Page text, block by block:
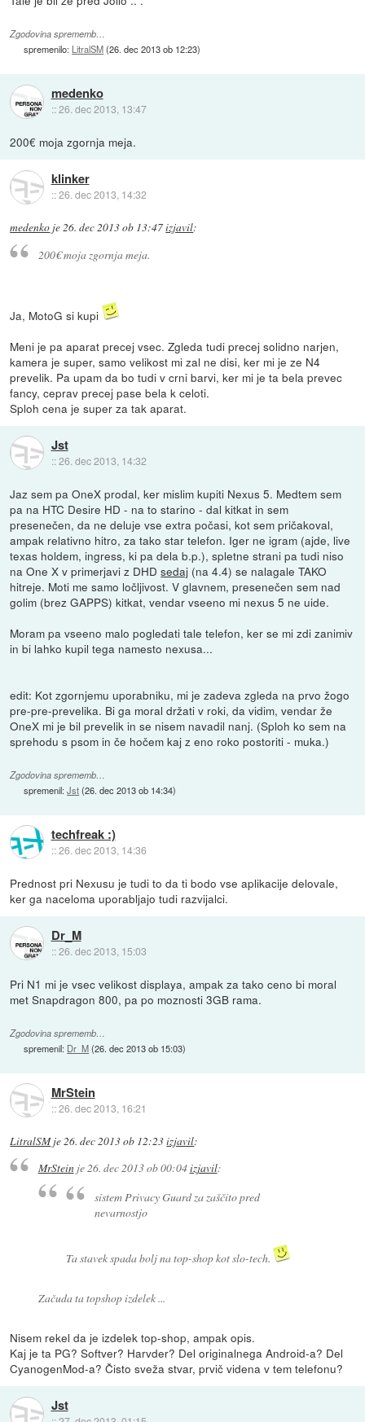
Zgodovina sprememb…
spremenilo: LitralSM(26. dec 2013 ob 12:23)
medenko
::26. dec 2013, 13:47
200€ moja zgornja meja.
klinker
::26. dec 2013, 14:32
medenko je26. dec 2013 ob 13:47izjavil:
200€ moja zgornja meja.
Ja, MotoG si kupi
Meni je pa aparat precej vsec. Zgleda tudi precej solidno narjen,
kamera je super, samo velikost mi zal ne disi, ker mi je ze N4
prevelik. Pa upam da bo tudi v crni barvi, ker mi je ta bela prevec
fancy, ceprav precej pase bela k celoti.
Sploh cena je super za tak aparat.
Jst
::26. dec 2013, 14:32
Jaz sem pa OneX prodal, ker mislim kupiti Nexus 5. Medtem sem
pa na HTC Desire HD - na to starino - dal kitkat in sem
presenečen, da ne deluje vse extra počasi, kot sem pričakoval,
ampak relativno hitro, za tako star telefon. Iger ne igram (ajde, live
texas holdem, ingress, ki pa dela b.p.), spletne strani pa tudi niso
na One X v primerjavi z DHDsedaj (na 4.4) se nalagale TAKO
hitreje. Moti me samo ločljivost. V glavnem, presenečen sem nad
golim (brez GAPPS) kitkat, vendar vseeno mi nexus 5 ne uide.
Moram pa vseeno malo pogledati tale telefon, ker se mi zdi zanimiv
in bi lahko kupil tega namesto nexusa...
edit: Kot zgornjemu uporabniku, mi je zadeva zgleda na prvo žogo
pre-pre-prevelika. Bi ga moral držati v roki, da vidim, vendar že
OneX mi je bil prevelik in se nisem navadil nanj. (Sploh ko sem na
sprehodu s psom in če hočem kaj z eno roko postoriti - muka.)
Zgodovina sprememb…
spremenil:Jst(26. dec 2013 ob 14:34)
techfreak :)
::26. dec 2013, 14:36
Prednost pri Nexusu je tudi to da ti bodo vse aplikacije delovale,
ker ga naceloma uporabljajo tudi razvijalci.
Dr_M
::26. dec 2013, 15:03
Pri N1 mi je vsec velikost displaya, ampak za tako ceno bi moral
met Snapdragon 800, pa po moznosti 3GB rama.
Zgodovina sprememb…
spremenil: Dr_M(26. dec 2013 ob 15:03)
MrStein
::26. dec 2013, 16:21
LitralSMje26. dec 2013 ob 12:23izjavil:
MrSteinje26. dec 2013 ob 00:04izjavil:
sistem Privacy Guard za zaščito pred
nevarnostjo
Ta stavek spada bolj na top-shop kot slo-tech.
Začuda ta topshop izdelek ...
Nisem rekel da je izdelek top-shop, ampak opis.
Kaj je ta PG? Softver? Harvder? Del originalnega Android-a? Del
CyanogenMod-a? Čisto sveža stvar, prvič videna v tem telefonu?
Jst